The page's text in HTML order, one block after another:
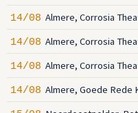
14/08 Almere, Corrosia
14/08 Almere, Corrosia
14/08 Almere, Corrosia
14/08 Almere, Goede Rede